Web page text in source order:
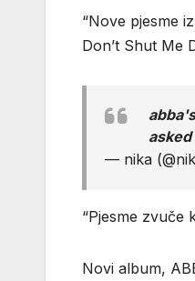
“Nove pjesme
Don’t Shut Me
— nika
“Pjesme zvuče
Novi album,